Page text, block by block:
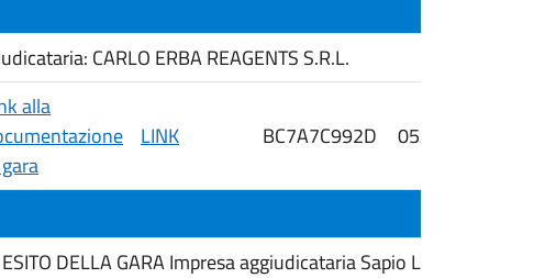
CARLO ERBA REAGENTS S.R.L.
alla
LINK BC7A7C992D 05/08/2026
DELLA GARA Impresa aggiudicataria Sapio Life Srl.